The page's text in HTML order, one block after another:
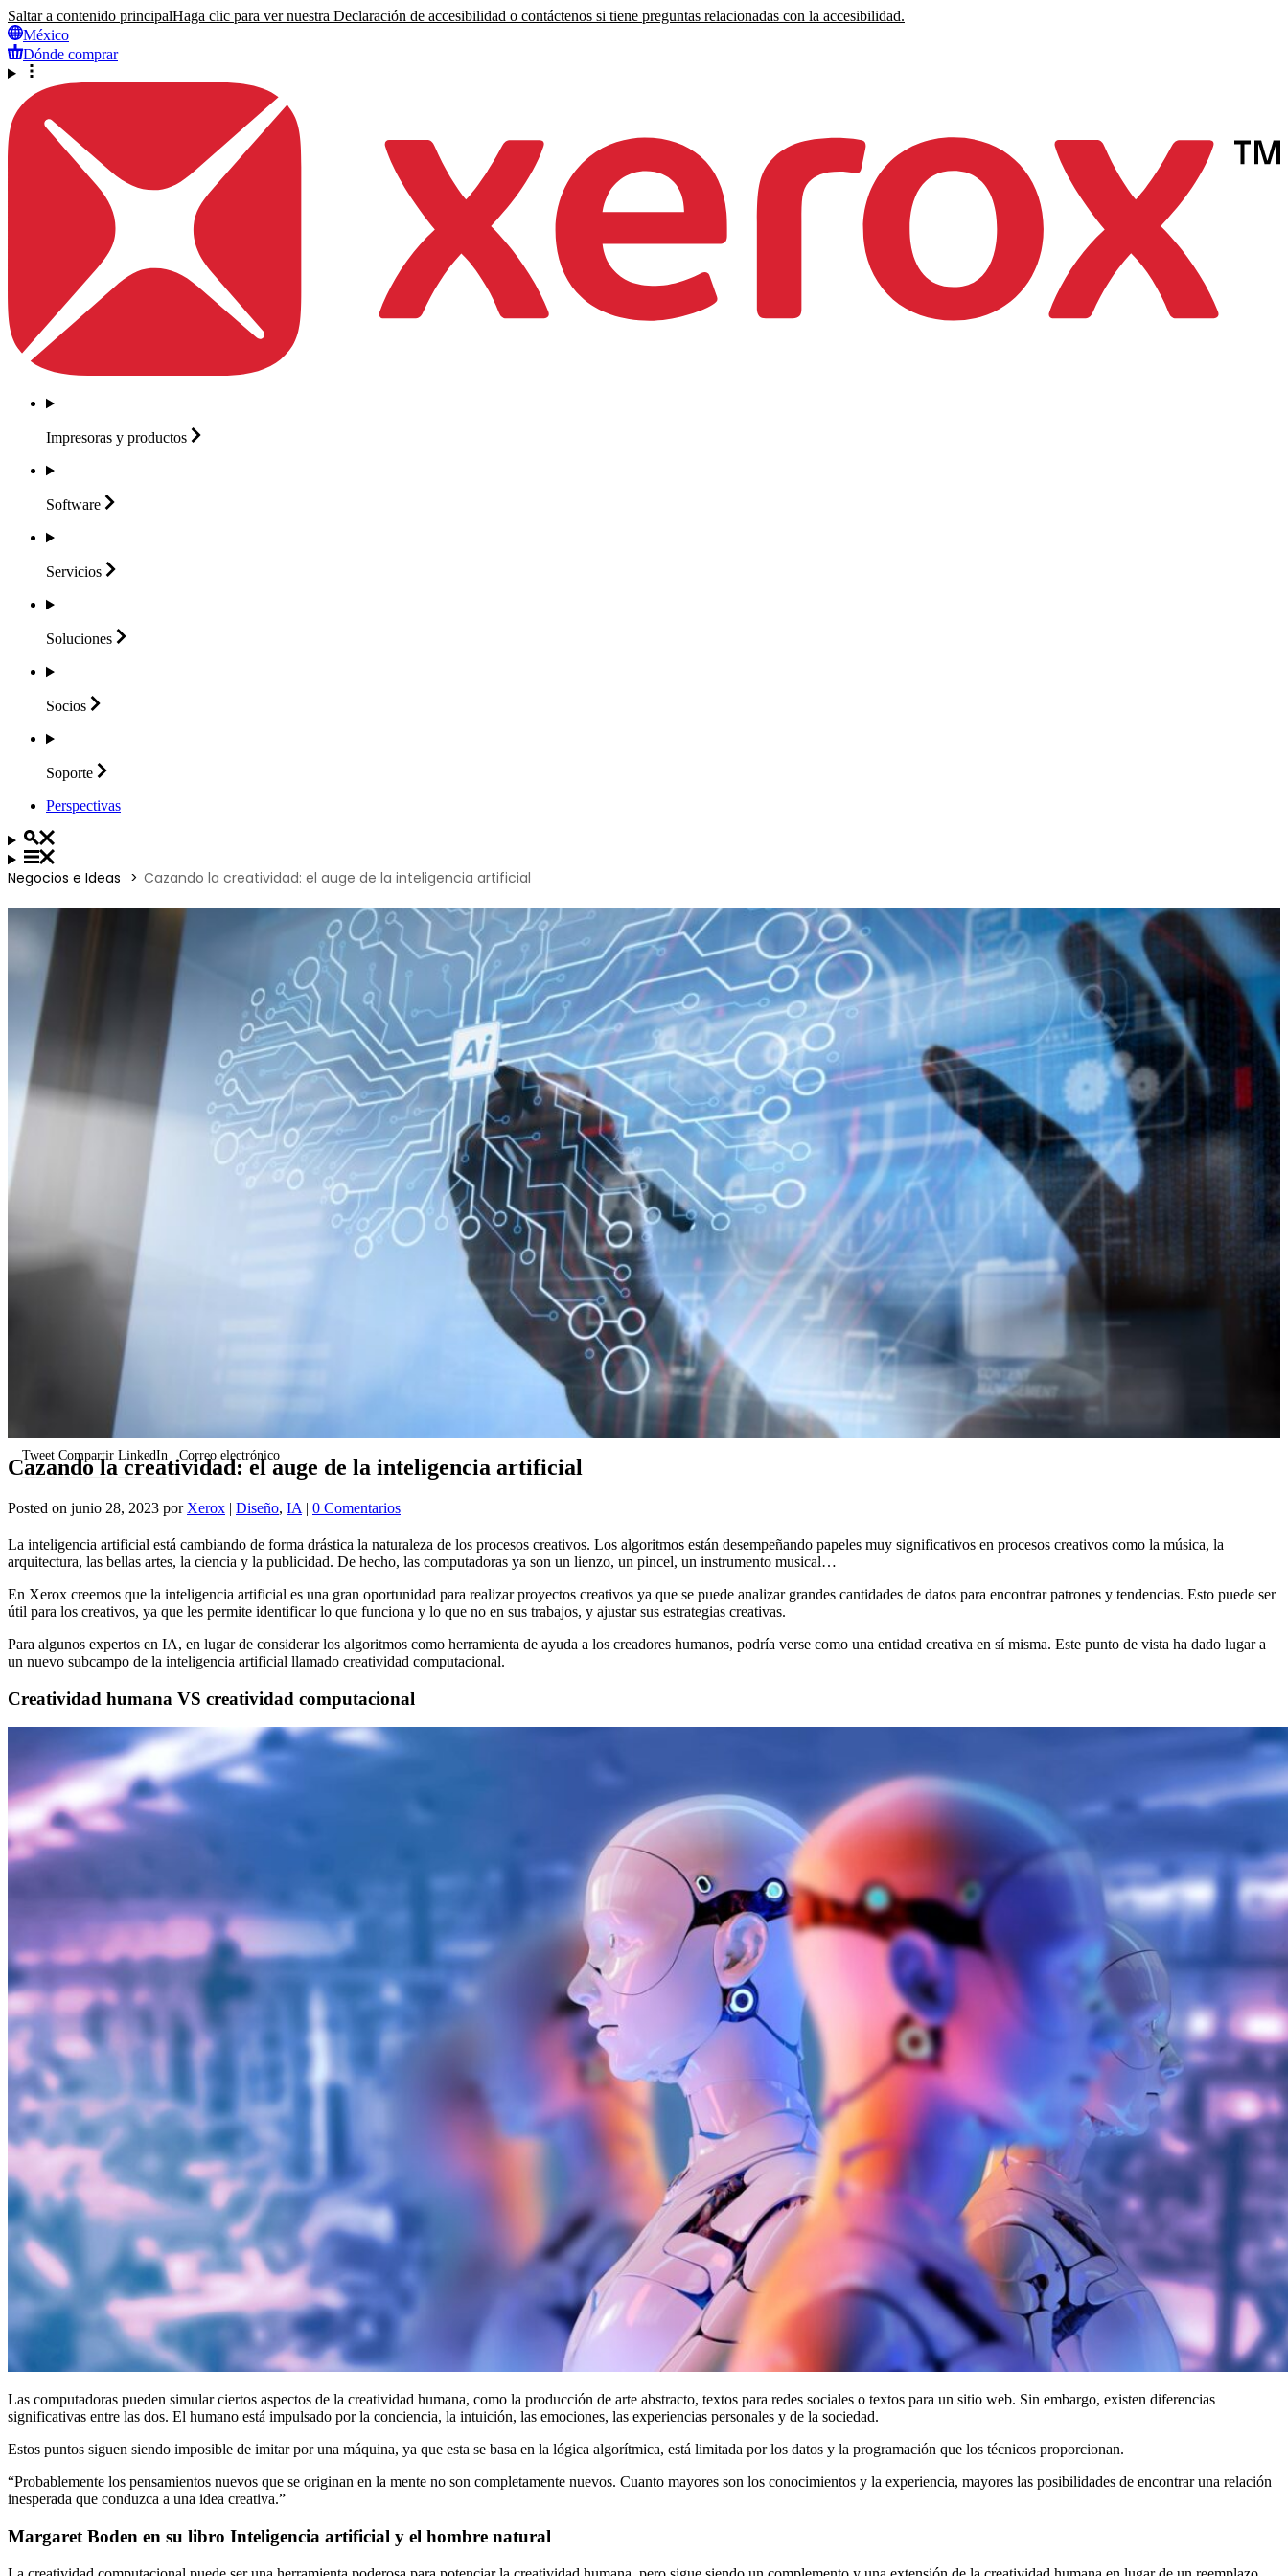
Saltar a contenido principalHaga clic para ver nuestra Declaración de accesibilidad o contáctenos si tiene preguntas relacionadas con la accesibilidad.
México
Dónde comprar
Impresoras y productos
Software
Servicios
Soluciones
Socios
Soporte
Perspectivas
Negocios e Ideas Cazando la creatividad: el auge de la inteligencia artificial
Tweet Compartir LinkedIn Correo electrónico
Cazando la creatividad: el auge de la inteligencia artificial
Posted on junio 28, 2023 por Xerox | Diseño, IA | 0 Comentarios
La inteligencia artificial está cambiando de forma drástica la naturaleza de los procesos creativos. Los algoritmos están desempeñando papeles muy significativos en procesos creativos como la música, la
arquitectura, las bellas artes, la ciencia y la publicidad. De hecho, las computadoras ya son un lienzo, un pincel, un instrumento musical…
En Xerox creemos que la inteligencia artificial es una gran oportunidad para realizar proyectos creativos ya que se puede analizar grandes cantidades de datos para encontrar patrones y tendencias. Esto puede ser
útil para los creativos, ya que les permite identificar lo que funciona y lo que no en sus trabajos, y ajustar sus estrategias creativas.
Para algunos expertos en IA, en lugar de considerar los algoritmos como herramienta de ayuda a los creadores humanos, podría verse como una entidad creativa en sí misma. Este punto de vista ha dado lugar a
un nuevo subcampo de la inteligencia artificial llamado creatividad computacional.
Creatividad humana VS creatividad computacional
Las computadoras pueden simular ciertos aspectos de la creatividad humana, como la producción de arte abstracto, textos para redes sociales o textos para un sitio web. Sin embargo, existen diferencias
significativas entre las dos. El humano está impulsado por la conciencia, la intuición, las emociones, las experiencias personales y de la sociedad.
Estos puntos siguen siendo imposible de imitar por una máquina, ya que esta se basa en la lógica algorítmica, está limitada por los datos y la programación que los técnicos proporcionan.
“Probablemente los pensamientos nuevos que se originan en la mente no son completamente nuevos. Cuanto mayores son los conocimientos y la experiencia, mayores las posibilidades de encontrar una relación
inesperada que conduzca a una idea creativa.”
Margaret Boden en su libro Inteligencia artificial y el hombre natural